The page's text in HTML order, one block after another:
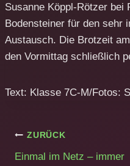
Susanne Köppl-Rötzer bei
Bodensteiner für den sehr
Austausch. Die Brotzeit
den Vormittag schließlich
Text: Klasse 7C-M/Fotos:
ZURÜCK
Einmal im Netz – immer